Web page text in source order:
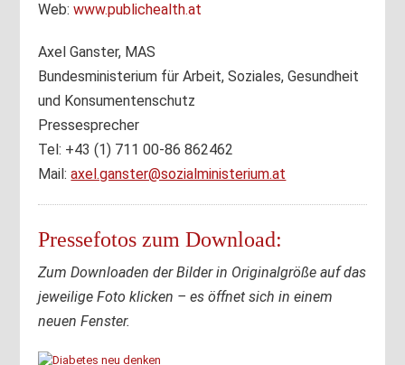
Web:www.publichealth.at
Axel Ganster, MAS
Bundesministerium für Arbeit, Soziales, Gesundheit
und Konsumentenschutz
Pressesprecher
Tel: +43 (1) 711 00-86 862462
Mail:axel.ganster@sozialministerium.at
Pressefotos zum Download:
Zum Downloaden der Bilder in Originalgröße auf das
jeweilige Foto klicken – es öffnet sich in einem
neuen Fenster.